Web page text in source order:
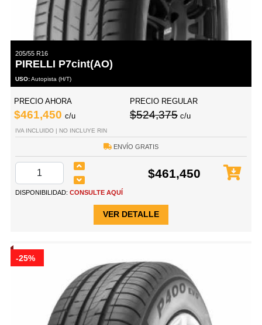
205/55 R16
PIRELLI P7cint(AO)
USO:Autopista (H/T)
PRECIO AHORA
$461,450 c/u
PRECIO REGULAR
$524,375 c/u
IVA INCLUIDO | NO INCLUYE RIN
ENVÍO GRATIS
$461,450
DISPONIBILIDAD: CONSULTE AQUÍ
VER DETALLE
-25%